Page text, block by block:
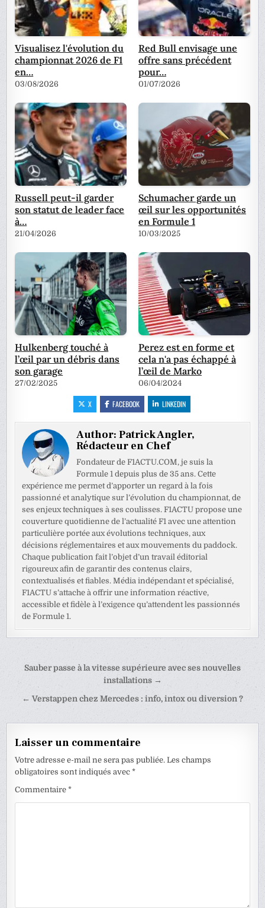
Visualisez l'évolution du
championnat 2026 de F1
en…
03/08/2026
Red Bull envisage une
offre sans précédent
pour…
01/07/2026
Russell peut-il garder
son statut de leader face
à…
21/04/2026
Schumacher garde un
œil sur les opportunités
en Formule 1
10/03/2025
Hulkenberg touché à
l’œil par un débris dans
son garage
27/02/2025
Perez est en forme et
cela n'a pas échappé à
l’œil de Marko
06/04/2024
X FACEBOOK LINKEDIN
Author:Patrick Angler,
Rédacteur en Chef
Fondateur de F1ACTU.COM, je suis la
Formule 1 depuis plus de 35 ans. Cette
expérience me permet d’apporter un regard à la fois
passionné et analytique sur l’évolution du championnat, de
ses enjeux techniques à ses coulisses. F1ACTU propose une
couverture quotidienne de l’actualité F1 avec une attention
particulière portée aux évolutions techniques, aux
décisions réglementaires et aux mouvements du paddock.
Chaque publication fait l’objet d’un travail éditorial
rigoureux afin de garantir des contenus clairs,
contextualisés et fiables. Média indépendant et spécialisé,
F1ACTU s’attache à offrir une information réactive,
accessible et fidèle à l’exigence qu’attendent les passionnés
de Formule 1.
Navigation
l’article
Sauber passe à la vitesse supérieure avec ses nouvelles
installations →
← Verstappen chez Mercedes : info, intox ou diversion ?
Laisser un commentaire
Votre adresse e-mail ne sera pas publiée. Les champs
obligatoires sont indiqués avec*
Commentaire*